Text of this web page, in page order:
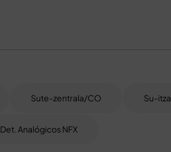
Sute-zentrala/CO Su-
Det. Analógicos NFX